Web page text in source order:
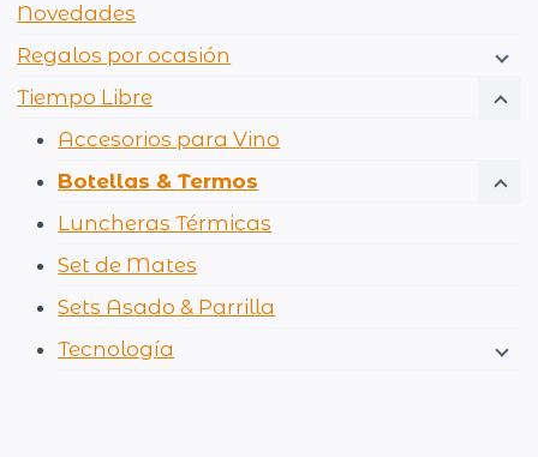
Novedades
Regalos por ocasión
Tiempo Libre
Accesorios para Vino
Botellas & Termos
Luncheras Térmicas
Set de Mates
Sets Asado & Parrilla
Tecnología